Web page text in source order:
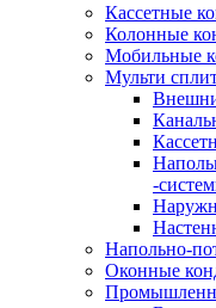
Кассетные
Колонные
Мобильные
Мульти
-
Напольно-
Оконные